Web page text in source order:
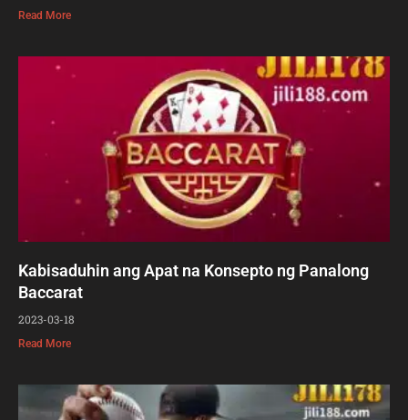
Read More
Kabisaduhin ang Apat na Konsepto ng Panalong
Baccarat
2023-03-18
Read More